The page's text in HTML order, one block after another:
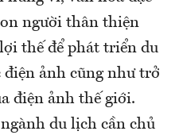
người thân thiện
thế để phát triển du
ảnh cũng như trở
điện ảnh thế giới.
du lịch cần chủ